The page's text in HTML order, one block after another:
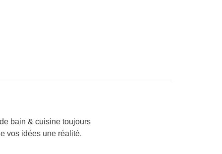
bain & cuisine toujours
vos idées une réalité.